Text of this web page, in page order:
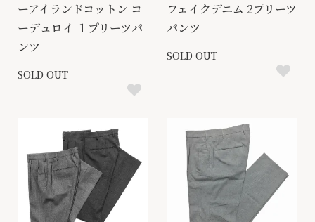
ーアイランドコットン コ
ーデュロイ １プリーツパ
ンツ
SOLD OUT
フェイクデニム 2プリーツ
パンツ
SOLD OUT